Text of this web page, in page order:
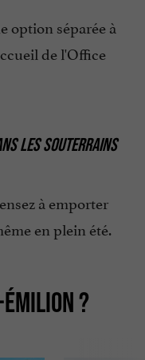
option séparée à
de l'Office
LES SOUTERRAINS
à emporter
en plein été.
ÉMILION ?